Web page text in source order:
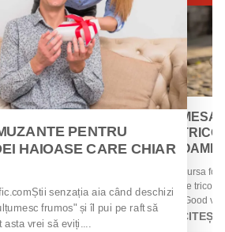
PENTRU
HAIOASE CARE CHIAR
senzația aia când deschizi
frumos" și îl pui pe raft să
vrei să eviți....
Sursa
de
„Good